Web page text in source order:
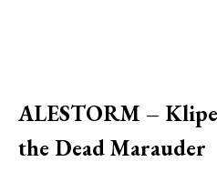
ALESTORM –
the Dead Marauder